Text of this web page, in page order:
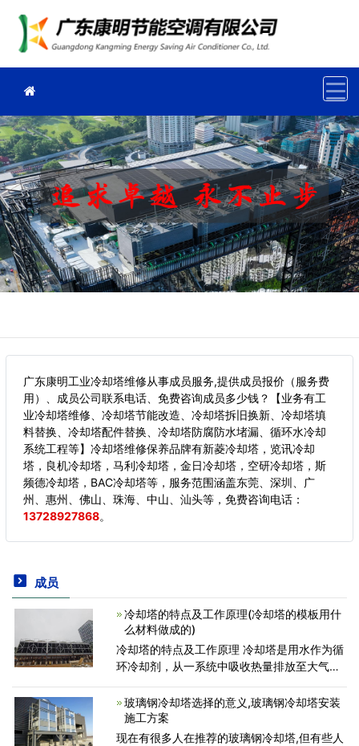
广东康明工业冷却塔维修从事成员服务,提供成员报价（服务费
用）、成员公司联系电话、免费咨询成员多少钱？【业务有工
业冷却塔维修、冷却塔节能改造、冷却塔拆旧换新、冷却塔填
料替换、冷却塔配件替换、冷却塔防腐防水堵漏、循环水冷却
系统工程等】冷却塔维修保养品牌有新菱冷却塔，览讯冷却
塔，良机冷却塔，马利冷却塔，金日冷却塔，空研冷却塔，斯
频德冷却塔，BAC冷却塔等，服务范围涵盖东莞、深圳、广
州、惠州、佛山、珠海、中山、汕头等， 免费咨询电话：
13728927868。
成员
冷却塔的特点及工作原理(冷却塔的模板用什
么材料做成的)
冷却塔的特点及工作原理 冷却塔是用水作为循
环冷却剂，从一系统中吸收热量排放至大气
动接触后进行冷热交换产生蒸汽，蒸汽挥发带
走热量达到蒸发
玻璃钢冷却塔选择的意义,玻璃钢冷却塔安装
施工方案
现在有很多人在推荐的玻璃钢冷却塔,但有些人